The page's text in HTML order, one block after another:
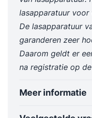
lasapparatuur voor
De lasapparatuur
garanderen zeer
Daarom geldt er
na registratie op
Meer informatie